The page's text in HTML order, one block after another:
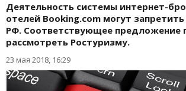
Деятельность системы интернет-
отелей Booking.com могут
РФ. Соответствующее предложение
рассмотреть Ростуризму.
23 мая 2018, 16:29